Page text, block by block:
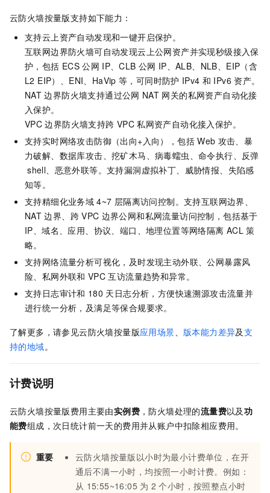
云防火墙按量版支持如下能力：
支持云上资产自动发现和一键开启保护。
互联网边界防火墙可自动发现云上公网资产并实现秒级接入保
护，包括 ECS 公网 IP、CLB 公网 IP、ALB、NLB、EIP（含
L2 EIP）、ENI、HaVip 等，可同时防护 IPv4 和 IPv6 资产。
NAT 边界防火墙支持通过公网 NAT 网关的私网资产自动化接
入保护。
VPC 边界防火墙支持跨 VPC 私网资产自动化接入保护。
支持实时网络攻击防御（出向+入向），包括 Web 攻击、暴
力破解、数据库攻击、挖矿木马、病毒蠕虫、命令执行、反弹
shell、恶意外联等。支持漏洞虚拟补丁、威胁情报、失陷感
知等。
支持精细化业务域 4~7 层隔离访问控制。支持互联网边界、
NAT 边界、跨 VPC 边界公网和私网流量访问控制，包括基于
IP、域名、应用、协议、端口、地理位置等网络隔离 ACL 策
略。
支持网络流量分析可视化，及时发现主动外联、公网暴露风
险、私网外联和 VPC 互访流量趋势和异常。
支持日志审计和 180 天日志分析，方便快速溯源攻击流量并
进行统一分析，及满足等保合规要求。
了解更多，请参见云防火墙按量版应用场景、 版本能力差异及支
持的地域。
计费说明
云防火墙按量版费用主要由实例费 ，防火墙处理的流量费以及功
能费组成，次日统计前一天的费用并从账户中扣除相应费用。
重要
云防火墙按量版以小时为最小计费单位，在开
通后不满一小时，均按照一小时计费。例如：
从 15:55~16:05 为 2 个小时，按照整点小时